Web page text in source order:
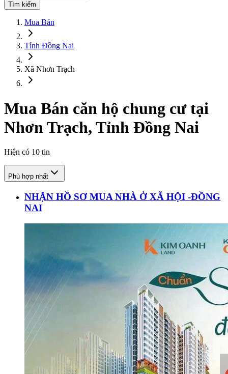
Tìm kiếm
Mua Bán
Tỉnh Đồng Nai
Xã Nhơn Trạch
Mua Bán căn hộ chung cư tại
Nhơn Trạch, Tỉnh Đồng Nai
Hiện có 10 tin
Phù hợp nhất
NHẬN HỒ SƠ MUA NHÀ Ở XÃ HỘI -ĐỒNG
NAI